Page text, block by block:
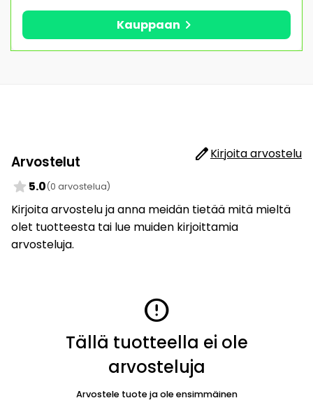
Kauppaan chevron_right
Arvostelut editKirjoita arvostelu
star 5.0(0 arvostelua)
Kirjoita arvostelu ja anna meidän tietää mitä mieltä
olet tuotteesta tai lue muiden kirjoittamia
arvosteluja.
error
Tällä tuotteella ei ole
arvosteluja
Arvostele tuote ja ole ensimmäinen